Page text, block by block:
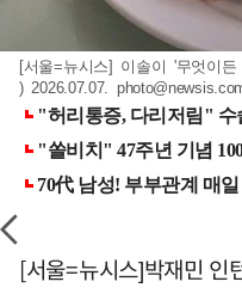
[서울=뉴시스] 이솔이 '무엇이
) 2026.07.07.
[서울=뉴시스]박재민 인